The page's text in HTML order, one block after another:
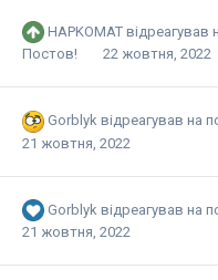
HAPKOMAT відреагував
Постов!
22 жовтня, 2022
Gorblyk відреагував на
21 жовтня, 2022
Gorblyk відреагував на
21 жовтня, 2022